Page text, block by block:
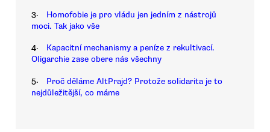
3.
Homofobie je pro vládu jen jedním z nástrojů
moci. Tak jako vše
4.
Kapacitní mechanismy a peníze z rekultivací.
Oligarchie zase obere nás všechny
5.
Proč děláme AltPrajd? Protože solidarita je to
nejdůležitější, co máme